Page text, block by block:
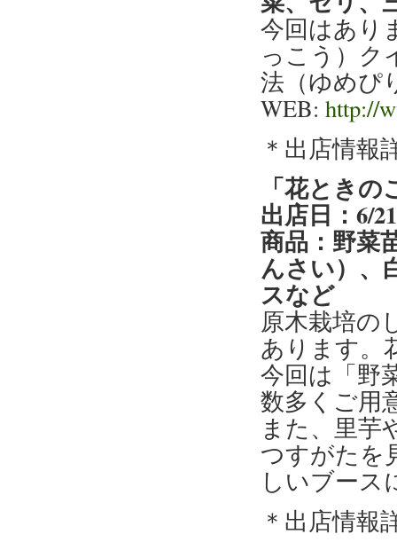
今回はあり
っこう）ク
法（ゆめぴ
WEB: http://
＊出店情報
「花とき
出店日：6/
商品：野菜
んさい）、
スなど
原木栽培の
あります。
今回は「野
数多くご用
また、里芋
つすがたを
しいブース
＊出店情報